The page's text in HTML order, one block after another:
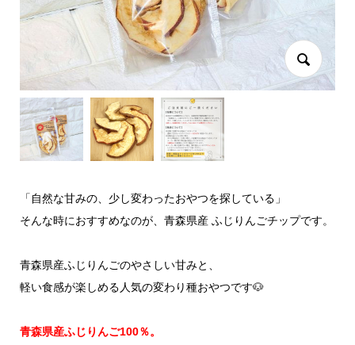
「自然な甘みの、少し変わったおやつを探している」
そんな時におすすめなのが、青森県産 ふじりんごチップです。
青森県産ふじりんごのやさしい甘みと、
軽い食感が楽しめる人気の変わり種おやつです🐶
青森県産ふじりんご100％。